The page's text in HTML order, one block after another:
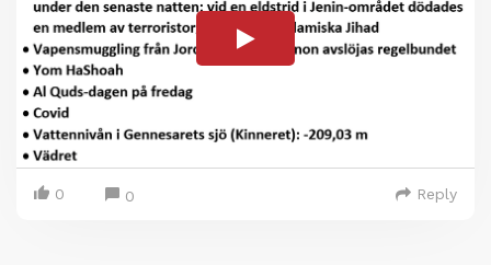
0 0 Reply